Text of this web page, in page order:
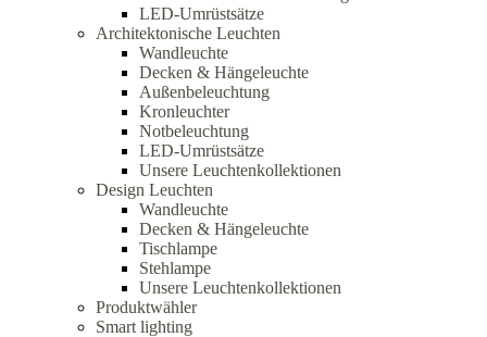
LED-Umrüstsätze
Architektonische Leuchten
Wandleuchte
Decken & Hängeleuchte
Außenbeleuchtung
Kronleuchter
Notbeleuchtung
LED-Umrüstsätze
Unsere Leuchtenkollektionen
Design Leuchten
Wandleuchte
Decken & Hängeleuchte
Tischlampe
Stehlampe
Unsere Leuchtenkollektionen
Produktwähler
Smart lighting